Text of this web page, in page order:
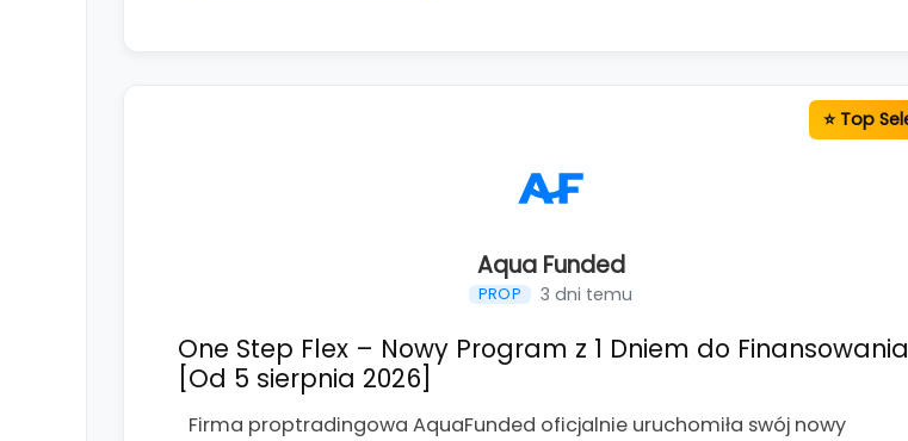
Aqua Funded
PROP 3 dni temu
One Step Flex – Nowy Program z 1 Dniem do Finansowania
[Od 5 sierpnia 2026]
Firma proptradingowa AquaFunded oficjalnie uruchomiła swój nowy